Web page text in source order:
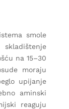
smole
na 15–30
moraju
upijanje
aminski
reaguju